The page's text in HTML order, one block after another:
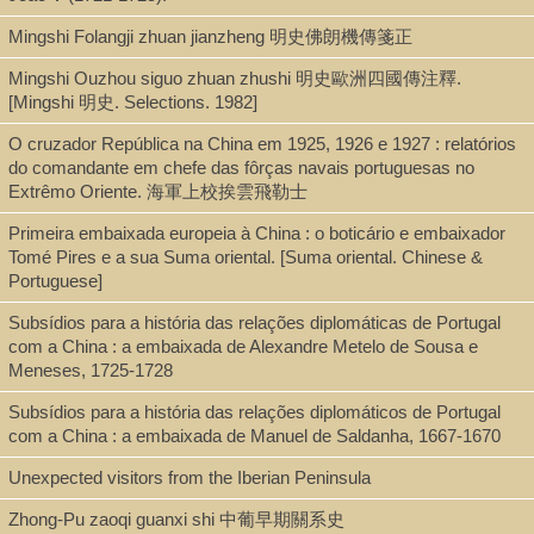
Series
T'oung pao; archives concernant l'histoire, les langues, la
geographie, l'ethnographie et les arts de l'Asie orientale. Suppl.
au vol. 39
Shelf
Rare Book Stacks
Call Number
DS740.5.P7 K3 1944
Description
Mingshi Folangji zhuan jianzheng 明史佛朗機傳箋正
Mingshi Ouzhou siguo zhuan zhushi 明史歐洲四國傳注釋.
[Mingshi 明史. Selections. 1982]
O cruzador República na China em 1925, 1926 e 1927 : relatórios
do comandante em chefe das fôrças navais portuguesas no
Extrêmo Oriente. 海軍上校挨雲飛勒士
Primeira embaixada europeia à China : o boticário e embaixador
Tomé Pires e a sua Suma oriental. [Suma oriental. Chinese &
Portuguese]
Subsídios para a história das relações diplomáticas de Portugal
com a China : a embaixada de Alexandre Metelo de Sousa e
Meneses, 1725-1728
Subsídios para a história das relações diplomáticos de Portugal
com a China : a embaixada de Manuel de Saldanha, 1667-1670
Unexpected visitors from the Iberian Peninsula
Zhong-Pu zaoqi guanxi shi 中葡早期關系史